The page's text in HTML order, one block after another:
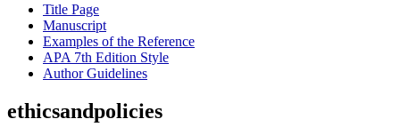
Title Page
Manuscript
Examples of the Reference
APA 7th Edition Style
Author Guidelines
ethicsandpolicies